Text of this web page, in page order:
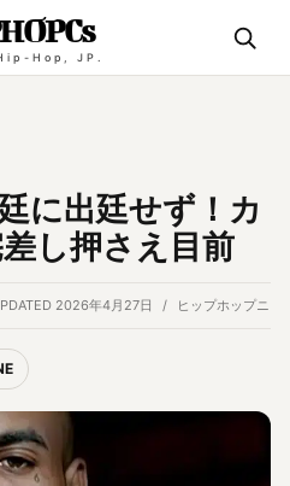
Hop, JP.
に出廷せず！カ
し押さえ目前
2026年4月27日 ヒップホップニュ